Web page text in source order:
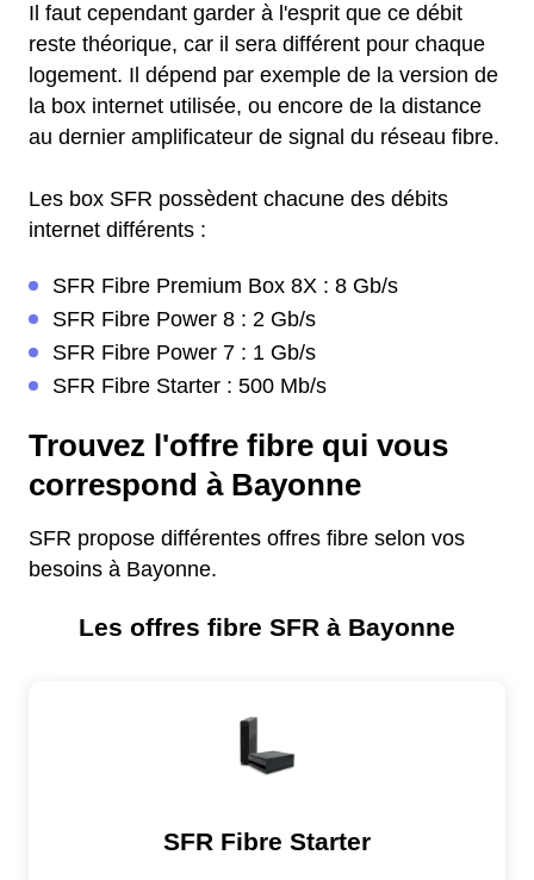
Il faut cependant garder à l'esprit que ce débit
reste théorique, car il sera différent pour chaque
logement. Il dépend par exemple de la version de
la box internet utilisée, ou encore de la distance
au dernier amplificateur de signal du réseau fibre.
Les box SFR possèdent chacune des débits
internet différents :
SFR Fibre Premium Box 8X : 8 Gb/s
SFR Fibre Power 8 : 2 Gb/s
SFR Fibre Power 7 : 1 Gb/s
SFR Fibre Starter : 500 Mb/s
Trouvez l'offre fibre qui vous
correspond à Bayonne
SFR propose différentes offres fibre selon vos
besoins à Bayonne.